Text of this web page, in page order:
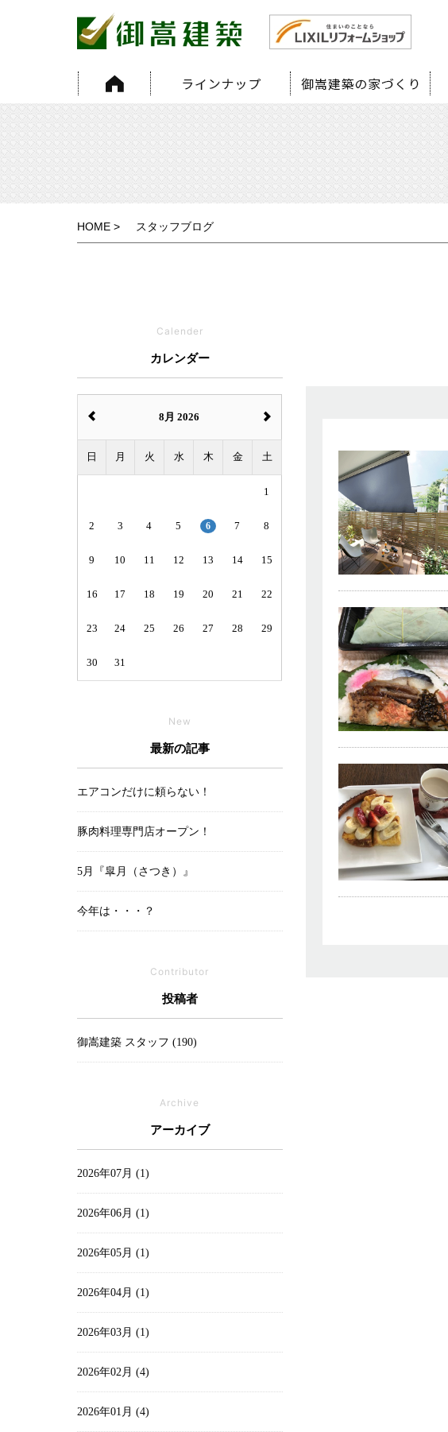
HOME スタッフブログ
Calender
カレンダー
8月 2026
日 月 火 水 木 金 土
1
2 3 4 5 6 7 8
9 10 11 12 13 14 15
16 17 18 19 20 21 22
23 24 25 26 27 28 29
30 31
New
最新の記事
エアコンだけに頼らない！
豚肉料理専門店オープン！
5月『皐月（さつき）』
今年は・・・？
Contributor
投稿者
御嵩建築 スタッフ (190)
Archive
アーカイブ
2026年07月 (1)
2026年06月 (1)
2026年05月 (1)
2026年04月 (1)
2026年03月 (1)
2026年02月 (4)
2026年01月 (4)